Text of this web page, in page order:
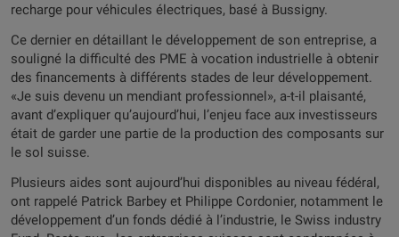
recharge pour véhicules électriques, basé à Bussigny.
Ce dernier en détaillant le développement de son entreprise, a
souligné la difficulté des PME à vocation industrielle à obtenir
des financements à différents stades de leur développement.
«Je suis devenu un mendiant professionnel», a-t-il plaisanté,
avant d’expliquer qu’aujourd’hui, l’enjeu face aux investisseurs
était de garder une partie de la production des composants sur
le sol suisse.
Plusieurs aides sont aujourd’hui disponibles au niveau fédéral,
ont rappelé Patrick Barbey et Philippe Cordonier, notamment le
développement d’un fonds dédié à l’industrie, le Swiss industry